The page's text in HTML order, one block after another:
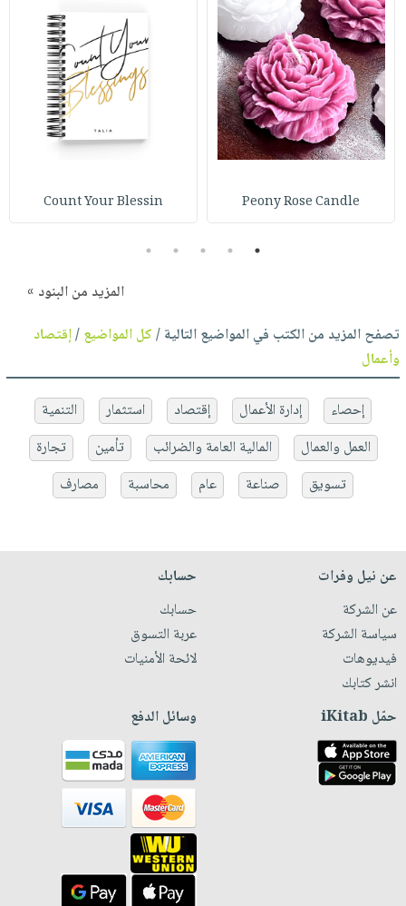
Peony Rose Candle
Count Your Blessin
1
2
3
4
5
المزيد من البنود »
تصفح المزيد من الكتب في المواضيع التالية /كل المواضيع/إقتصاد
وأعمال
إحصاء إدارة الأعمال إقتصاد استثمار
التنمية
العمل والعمال
المالية العامة والضرائب تأمين
تجارة
تسويق
صناعة عام محاسبة مصارف
عن نيل وفرات
عن الشركة
سياسة الشركة
فيديوهات
انشر كتابك
حسابك
حسابك
عربة التسوق
لائحة الأمنيات
حمّل iKitab وسائل الدفع